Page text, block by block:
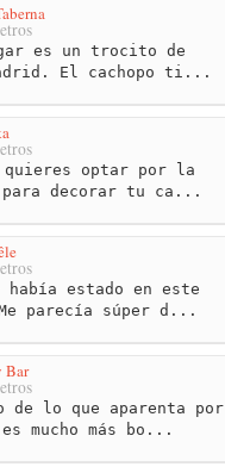
es un trocito de
El cachopo ti...
quieres optar por la
decorar tu ca...
había estado en este
parecía súper d...
Bar
de lo que aparenta por
mucho más bo...